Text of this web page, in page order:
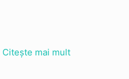
Citește mai mult